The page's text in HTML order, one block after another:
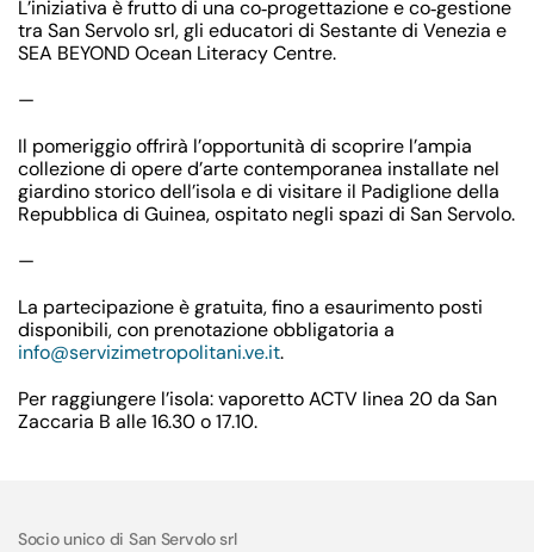
L’iniziativa è frutto di una co‑progettazione e co‑gestione
tra San Servolo srl, gli educatori di Sestante di Venezia e
SEA BEYOND Ocean Literacy Centre.
—
Il pomeriggio offrirà l’opportunità di scoprire l’ampia
collezione di opere d’arte contemporanea installate nel
giardino storico dell’isola e di visitare il Padiglione della
Repubblica di Guinea, ospitato negli spazi di San Servolo.
—
La partecipazione è gratuita, fino a esaurimento posti
disponibili, con prenotazione obbligatoria a
info@servizimetropolitani.ve.it.
Per raggiungere l’isola: vaporettoACTV linea 20da San
Zaccaria B alle16.30o17.10.
Socio unico di San Servolo srl